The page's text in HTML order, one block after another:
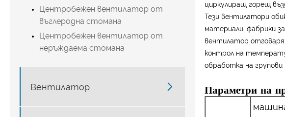
Центробежен вентилатор от
въглеродна стомана
Центробежен вентилатор от
неръждаема стомана
Вентилатор 
циркулиращ горещ
Тези вентилатори
материали, фабрики
вентилатор
контрол на
обработка на групови
Параметри на